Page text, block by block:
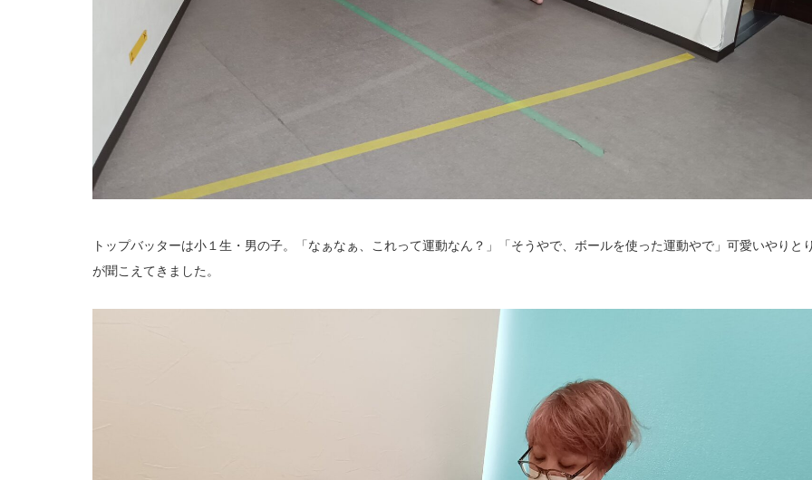
トップバッターは小１生・男の子。「なぁなぁ、これって運動なん？」「そうやで、ボールを使った運動やで」可愛いやりと
が聞こえてきました。